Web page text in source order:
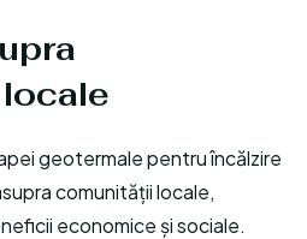
geotermale pentru încălzire
comunității locale,
economice și sociale.